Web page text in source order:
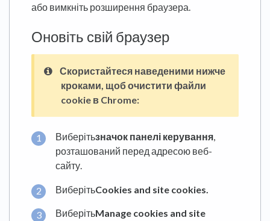
або вимкніть розширення браузера.
Оновіть свій браузер
Скористайтеся наведеними нижче
кроками, щоб очистити файли
cookie в Chrome:
Виберітьзначок панелі керування,
розташований перед адресою веб-
сайту.
ВиберітьCookies and site cookies.
ВиберітьManage cookies and site